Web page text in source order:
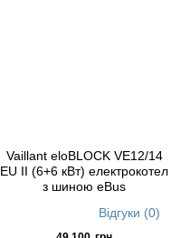
Vaillant eloBLOCK VE12/14
ЕU II (6+6 кВт) електрокотел
з шиною eBus
Відгуки (0)